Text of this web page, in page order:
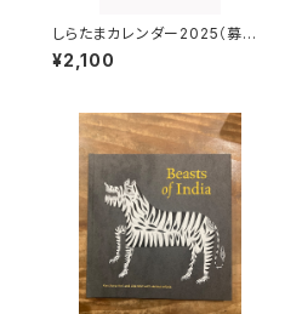
しらたまカレンダー2025（募金
つき）
¥2,100